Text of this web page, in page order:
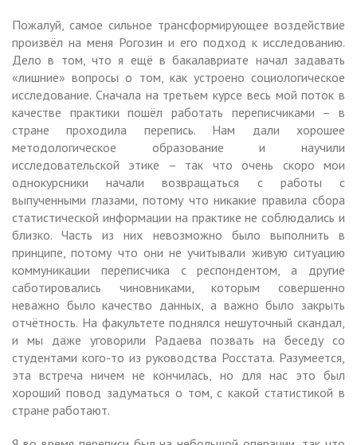
Пожалуй, самое сильное трансформирующее воздействие
произвёл на меня Рогозин и его подход к исследованию.
Дело в том, что я ещё в бакалавриате начал задавать
«лишние» вопросы о том, как устроено социологическое
исследование. Сначала на третьем курсе весь мой поток в
качестве практики пошёл работать переписчиками – в
стране проходила перепись. Нам дали хорошее
методологическое образование и научили
исследовательской этике – так что очень скоро мои
однокурсники начали возвращаться с работы с
выпученными глазами, потому что никакие правила сбора
статистической информации на практике не соблюдались и
близко. Часть из них невозможно было выполнить в
принципе, потому что они не учитывали живую ситуацию
коммуникации переписчика с респондентом, а другие
саботировались чиновниками, которым совершенно
неважно было качество данных, а важно было закрыть
отчётность. На факультете поднялся нешуточный скандал,
и мы даже уговорили Радаева позвать на беседу со
студентами кого-то из руководства Росстата. Разумеется,
эта встреча ничем не кончилась, но для нас это был
хороший повод задуматься о том, с какой статистикой в
стране работают.